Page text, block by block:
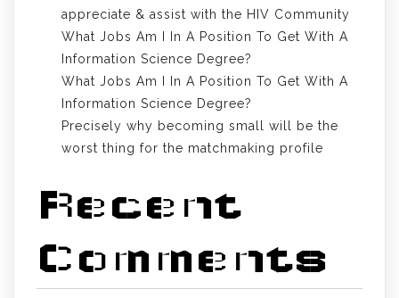
appreciate & assist with the HIV Community
What Jobs Am I In A Position To Get With A
Information Science Degree?
What Jobs Am I In A Position To Get With A
Information Science Degree?
Precisely why becoming small will be the
worst thing for the matchmaking profile
Recent
Comments